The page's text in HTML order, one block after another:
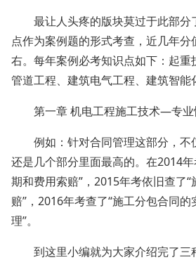
最让人头疼的版块莫过于此部分
点作为案例题的形式考查，近几年
右。每年案例必考知识点如下：起重
管道工程、建筑电气工程、建筑智能
第一章 机电工程施工技术—专业
例如：针对合同管理这部分，不
还是几个部分里面最高的。在2014
期和费用索赔”，2015年考依旧查了
赔”，2016年考查了“施工分包合同
理”。
到这里小编就为大家介绍完了三